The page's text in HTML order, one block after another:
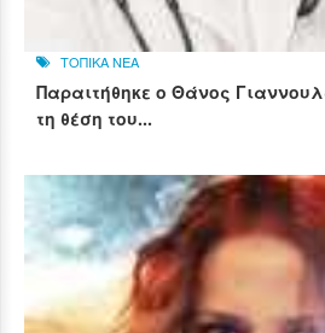
ΤΟΠΙΚΑ ΝΕΑ
Παραιτήθηκε ο Θάνος
τη θέση του...